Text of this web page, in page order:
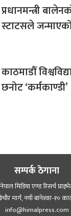
प्रधानमन्त्री
स्टाटसले जन्माएको
काठमाडौँ
छनोट ‘कर्मकाण्डी’
सम्पर्क ठेगाना
मिडिया एण्ड रिसर्च
मार्ग, नयाँ बानेश्‍वर-१०
info@himalpress.com